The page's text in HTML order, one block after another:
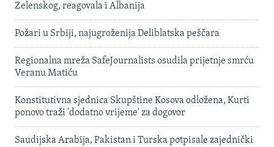
Zelenskog, reagovala i Albanija
Požari u Srbiji, najugroženija Deliblatska peščara
Regionalna mreža SafeJournalists osudila prijetnje smrću
Veranu Matiću
Konstitutivna sjednica Skupštine Kosova odložena, Kurti
ponovo traži 'dodatno vrijeme' za dogovor
Saudijska Arabija, Pakistan i Turska potpisale zajednički